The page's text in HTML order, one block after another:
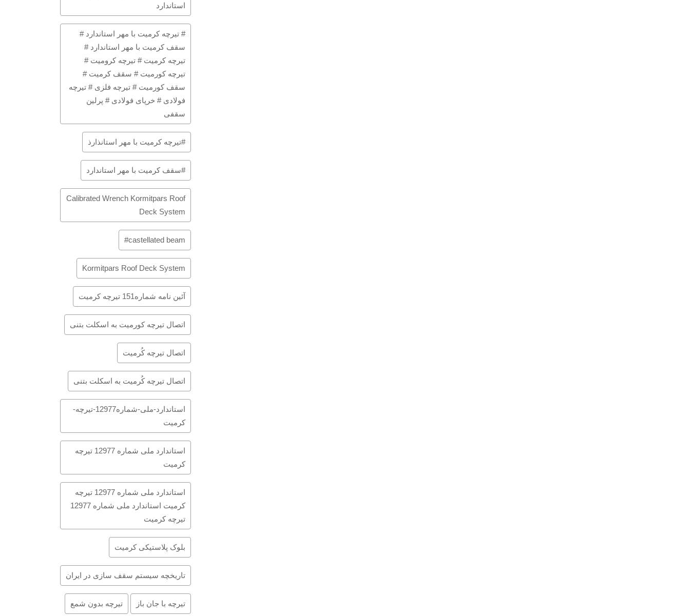
استاندارد
# تیرچه کرمیت با مهر استاندارد #
سقف کرمیت با مهر استاندارد #
تیرچه کرمیت # تیرچه کرومیت #
تیرچه کورمیت # سقف کرمیت #
سقف کورمیت # تیرچه فلزی # تیرچه
فولادی # خرپای فولادی # پرلین
سقفی
#تیرچه کرمیت با مهر استانذارذ
#سقف کرمیت با مهر استاندارد
Calibrated Wrench Kormitpars Roof
Deck System
castellated beam#
Kormitpars Roof Deck System
آئین نامه شماره151 تیرچه کرمیت
اتصال تیرچه کورمیت به اسکلت بتنی
اتصال تیرچه کُرمیت
اتصال تیرچه کُرمیت به اسکلت بتنی
استاندارد-ملی-شماره12977-تیرچه-
کرمیت
استاندارد ملی شماره 12977 تیرچه
کرمیت
استاندارد ملی شماره 12977 تیرچه
کرمیت استاندارد ملی شماره 12977
تیرچه کرمیت
بلوک پلاستیکی کرمیت
تاریخچه سیستم سقف سازی در ایران
تیرچه با جان باز تیرچه بدون شمع